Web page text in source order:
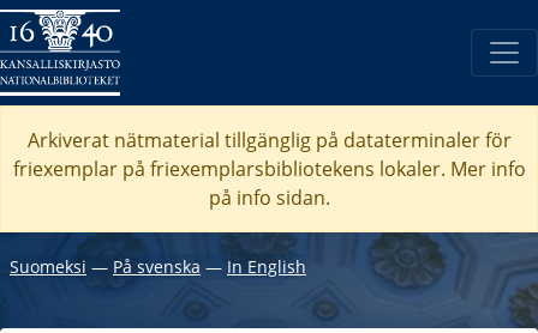
Arkiverat nätmaterial tillgänglig på dataterminaler för
friexemplar på friexemplarsbibliotekens lokaler. Mer info
på info sidan.
Suomeksi ― På svenska ― In English